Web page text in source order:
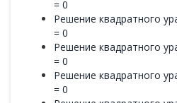
= 0
Решение квадратного
= 0
Решение квадратного
= 0
Решение квадратного
= 0